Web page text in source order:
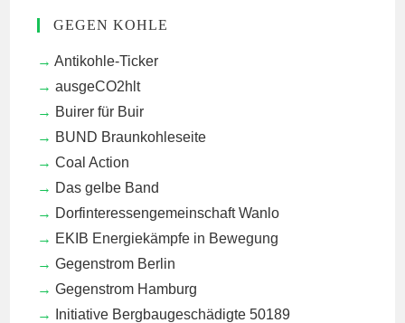
GEGEN KOHLE
Antikohle-Ticker
ausgeCO2hlt
Buirer für Buir
BUND Braunkohleseite
Coal Action
Das gelbe Band
Dorfinteressengemeinschaft Wanlo
EKIB Energiekämpfe in Bewegung
Gegenstrom Berlin
Gegenstrom Hamburg
Initiative Bergbaugeschädigte 50189